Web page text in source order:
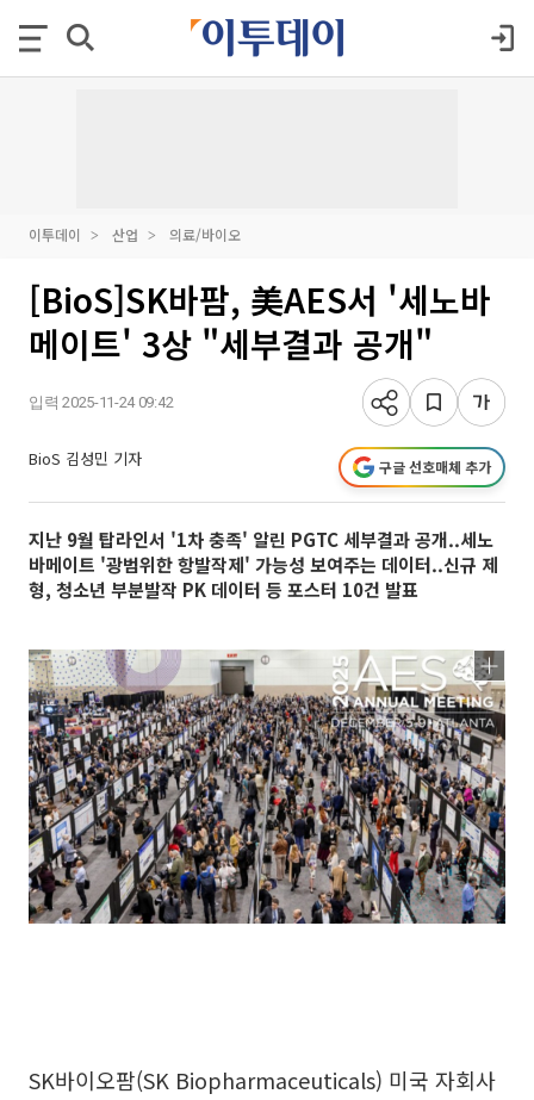
이투데이 산업 의료/바이오
[BioS]SK바팜, 美AES서 '세노바
메이트' 3상 "세부결과 공개"
입력 2025-11-24 09:42
BioS 김성민 기자 구글 선호매체 추가
지난 9월 탑라인서 '1차 충족' 알린 PGTC 세부결과 공개..세노
바메이트 '광범위한 항발작제' 가능성 보여주는 데이터..신규 제
형, 청소년 부분발작 PK 데이터 등 포스터 10건 발표
SK바이오팜(SK Biopharmaceuticals) 미국 자회사